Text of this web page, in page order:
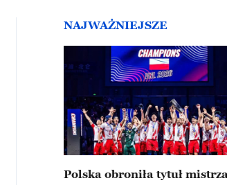
NAJWAŻNIEJSZE
Polska obroniła tytuł